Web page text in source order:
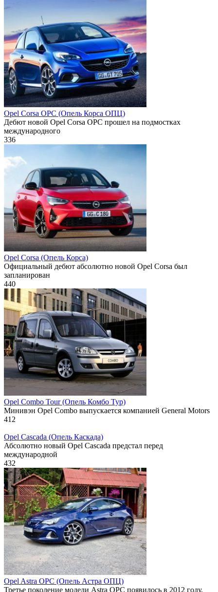
Opel Corsa OPC (Опель Корса ОПЦ)
Дебют новой Opel Corsa OPC прошел на подмостках
международного
336
Opel Corsa (Опель Корса)
Официальный дебют абсолютно новой Opel Corsa был
запланирован
440
Opel Combo Tour (Опель Комбо Тур)
Минивэн Opel Combo выпускается компанией General Motors
412
Opel Cascada (Опель Каскада)
Абсолютно новый Opel Cascada предстал перед
международной
432
Opel Astra OPC (Опель Астра ОПЦ)
Третье поколение модели Astra OPC появилось в 2012 году.